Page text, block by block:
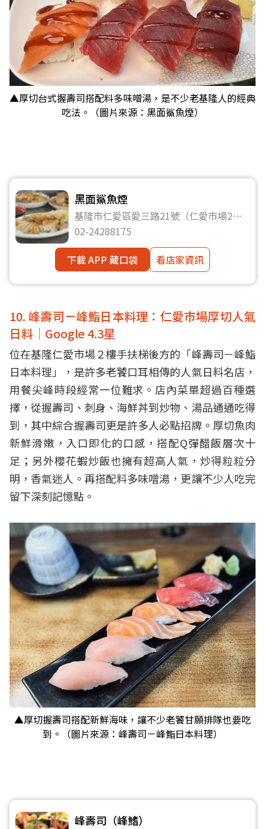
▲厚切台式握壽司搭配料多味噌湯，是不少老基隆人的經典
吃法。（圖片來源：黑面鯊魚煙）
黑面鯊魚煙
基隆市仁愛區愛三路21號（仁愛市場2樓
A39）
02-24288175
下載 APP 藏口袋
看店家資訊
10. 峰壽司－峰鮨日本料理：仁愛市場厚切人氣
日料｜Google 4.3星
位在基隆仁愛市場２樓手扶梯後方的「峰壽司－峰鮨
日本料理」，是許多老饕口耳相傳的人氣日料名店，
用餐尖峰時段經常一位難求。店內菜單超過百種選
擇，從握壽司、刺身、海鮮丼到炒物、湯品通通吃得
到，其中綜合握壽司更是許多人必點招牌。厚切魚肉
新鮮滑嫩，入口即化的口感，搭配Q彈醋飯層次十
足；另外櫻花蝦炒飯也擁有超高人氣，炒得粒粒分
明，香氣迷人。再搭配料多味噌湯，更讓不少人吃完
留下深刻記憶點。
▲厚切握壽司搭配新鮮海味，讓不少老饕甘願排隊也要吃
到。（圖片來源：峰壽司－峰鮨日本料理）
峰壽司（峰鰭）